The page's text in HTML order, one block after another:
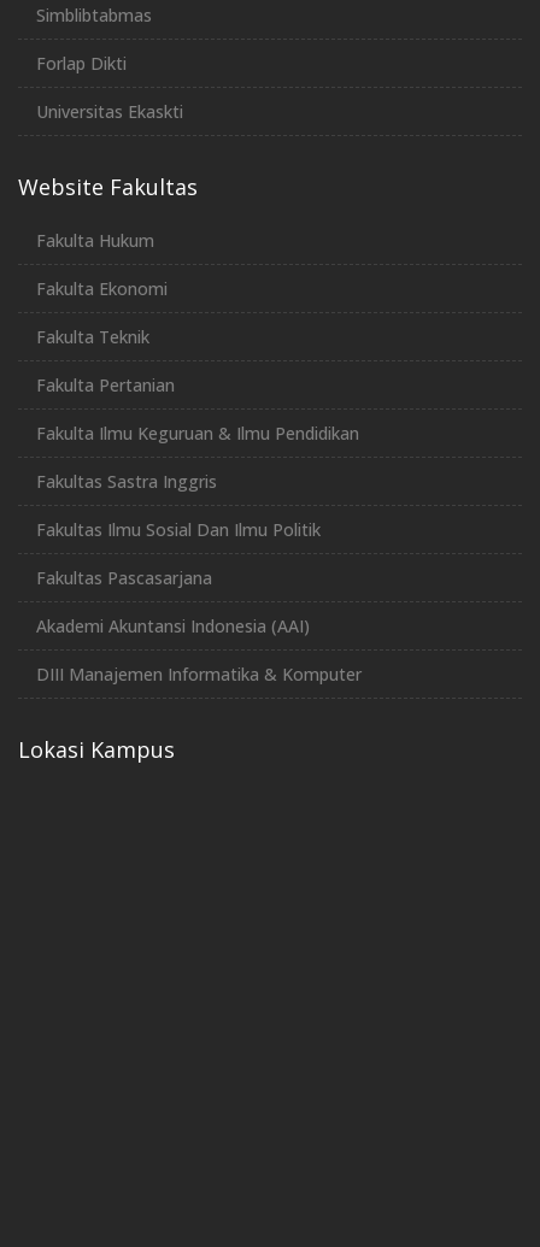
Simblibtabmas
Forlap Dikti
Universitas Ekaskti
Website Fakultas
Fakulta Hukum
Fakulta Ekonomi
Fakulta Teknik
Fakulta Pertanian
Fakulta Ilmu Keguruan & Ilmu Pendidikan
Fakultas Sastra Inggris
Fakultas Ilmu Sosial Dan Ilmu Politik
Fakultas Pascasarjana
Akademi Akuntansi Indonesia (AAI)
DIII Manajemen Informatika & Komputer
Lokasi Kampus